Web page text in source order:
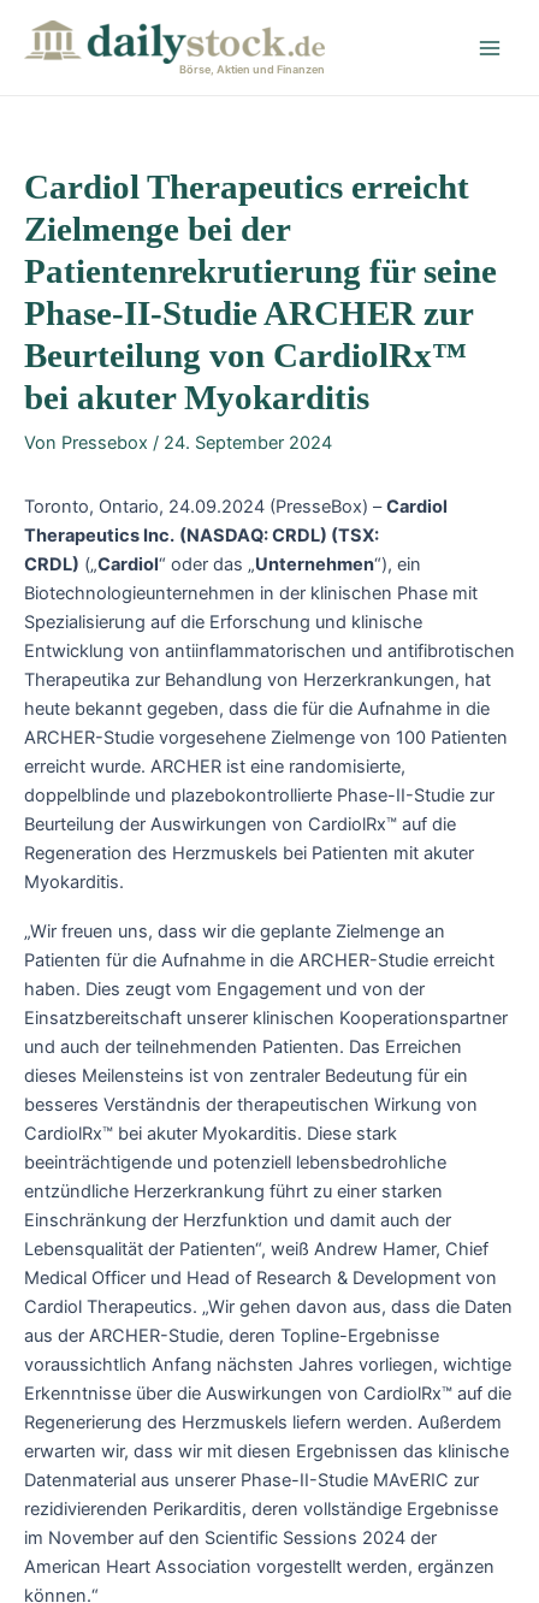
Börse, Aktien und Finanzen
Cardiol Therapeutics erreicht
Zielmenge bei der
Patientenrekrutierung für seine
Phase-II-Studie ARCHER zur
Beurteilung von CardiolRx™
bei akuter Myokarditis
Von Pressebox / 24. September 2024
Toronto, Ontario, 24.09.2024 (PresseBox) –Cardiol
Therapeutics Inc. (NASDAQ: CRDL) (TSX:
CRDL) („Cardiol“ oder das „Unternehmen“), ein
Biotechnologieunternehmen in der klinischen Phase mit
Spezialisierung auf die Erforschung und klinische
Entwicklung von antiinflammatorischen und antifibrotischen
Therapeutika zur Behandlung von Herzerkrankungen, hat
heute bekannt gegeben, dass die für die Aufnahme in die
ARCHER-Studie vorgesehene Zielmenge von 100 Patienten
erreicht wurde. ARCHER ist eine randomisierte,
doppelblinde und plazebokontrollierte Phase-II-Studie zur
Beurteilung der Auswirkungen von CardiolRx™ auf die
Regeneration des Herzmuskels bei Patienten mit akuter
Myokarditis.
„Wir freuen uns, dass wir die geplante Zielmenge an
Patienten für die Aufnahme in die ARCHER-Studie erreicht
haben. Dies zeugt vom Engagement und von der
Einsatzbereitschaft unserer klinischen Kooperationspartner
und auch der teilnehmenden Patienten. Das Erreichen
dieses Meilensteins ist von zentraler Bedeutung für ein
besseres Verständnis der therapeutischen Wirkung von
CardiolRx™ bei akuter Myokarditis. Diese stark
beeinträchtigende und potenziell lebensbedrohliche
entzündliche Herzerkrankung führt zu einer starken
Einschränkung der Herzfunktion und damit auch der
Lebensqualität der Patienten“, weiß Andrew Hamer, Chief
Medical Officer und Head of Research & Development von
Cardiol Therapeutics. „Wir gehen davon aus, dass die Daten
aus der ARCHER-Studie, deren Topline-Ergebnisse
voraussichtlich Anfang nächsten Jahres vorliegen, wichtige
Erkenntnisse über die Auswirkungen von CardiolRx™ auf die
Regenerierung des Herzmuskels liefern werden. Außerdem
erwarten wir, dass wir mit diesen Ergebnissen das klinische
Datenmaterial aus unserer Phase-II-Studie MAvERIC zur
rezidivierenden Perikarditis, deren vollständige Ergebnisse
im November auf den Scientific Sessions 2024 der
American Heart Association vorgestellt werden, ergänzen
können.“